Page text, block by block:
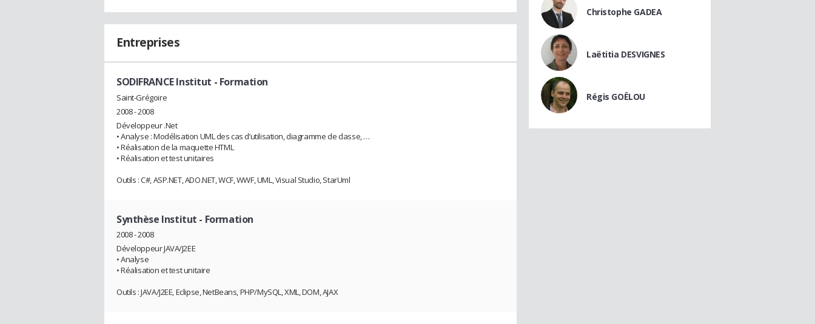
Entreprises
SODIFRANCE Institut - Formation
Saint-Grégoire
2008 - 2008
Développeur .Net
• Analyse : Modélisation UML des cas d’utilisation, diagramme de classe, …
• Réalisation de la maquette HTML
• Réalisation et test unitaires
Outils : C#, ASP.NET, ADO.NET, WCF, WWF, UML, Visual Studio, StarUml
Synthèse Institut - Formation
2008 - 2008
Développeur JAVA/J2EE
• Analyse
• Réalisation et test unitaire
Outils : JAVA/J2EE, Eclipse, NetBeans, PHP/MySQL, XML, DOM, AJAX
Christophe GADEA
Laëtitia DESVIGNES
Régis GOËLOU